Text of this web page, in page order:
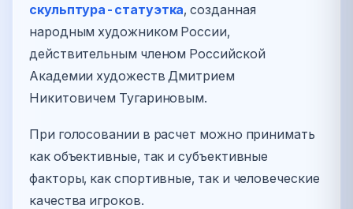
скульптура-статуэтка, созданная
народным художником России,
действительным членом Российской
Академии художеств Дмитрием
Никитовичем Тугариновым.
При голосовании в расчет можно принимать
как объективные, так и субъективные
факторы, как спортивные, так и человеческие
качества игроков.